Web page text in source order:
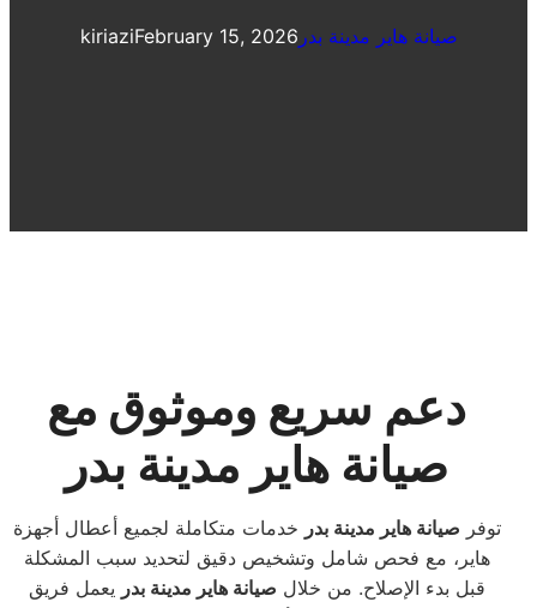
kiriaziFebruary 15, 2026 صيانة هاير مدينة بدر
دعم سريع وموثوق مع
صيانة هاير مدينة بدر
توفر صيانة هاير مدينة بدر خدمات متكاملة لجميع أعطال أجهزة
هاير، مع فحص شامل وتشخيص دقيق لتحديد سبب المشكلة
قبل بدء الإصلاح. من خلال صيانة هاير مدينة بدر يعمل فريق